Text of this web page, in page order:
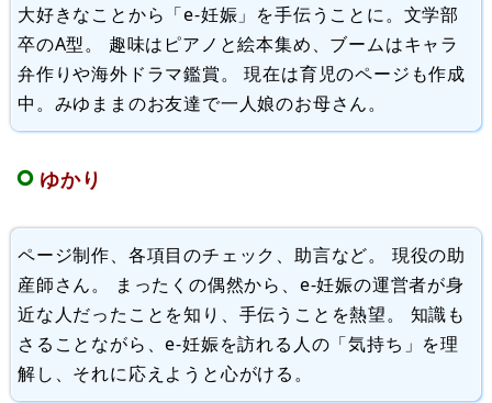
大好きなことから「e-妊娠」を手伝うことに。文学部
卒のA型。 趣味はピアノと絵本集め、ブームはキャラ
弁作りや海外ドラマ鑑賞。 現在は育児のページも作成
中。みゆままのお友達で一人娘のお母さん。
ゆかり
ページ制作、各項目のチェック、助言など。 現役の助
産師さん。 まったくの偶然から、e-妊娠の運営者が身
近な人だったことを知り、手伝うことを熱望。 知識も
さることながら、e-妊娠を訪れる人の「気持ち」を理
解し、それに応えようと心がける。